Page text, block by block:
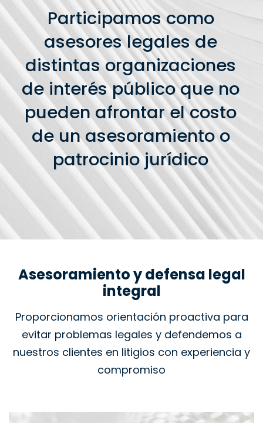
Participamos como
asesores legales de
distintas organizaciones
de interés público que no
pueden afrontar el costo
de un asesoramiento o
patrocinio jurídico
Asesoramiento y defensa legal
integral
Proporcionamos orientación proactiva para
evitar problemas legales y defendemos a
nuestros clientes en litigios con experiencia y
compromiso